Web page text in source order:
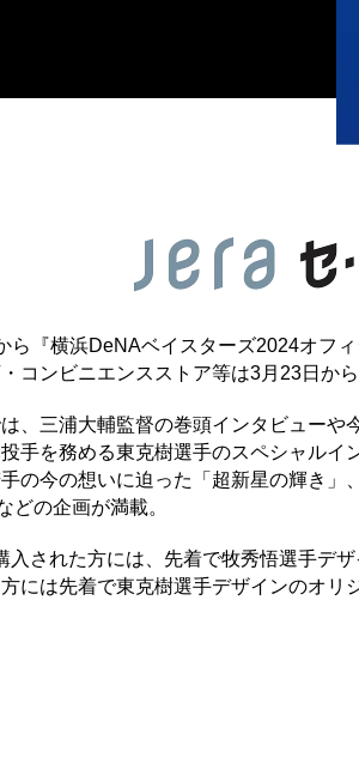
『横浜DeNAベイスターズ2024オフ
コンビニエンスストア等は3月23日から
、三浦大輔監督の巻頭インタビューや
手を務める東克樹選手のスペシャル
の今の想いに迫った「超新星の輝き
どの企画が満載。
された方には、先着で牧秀悟選手デ
には先着で東克樹選手デザインのオリ